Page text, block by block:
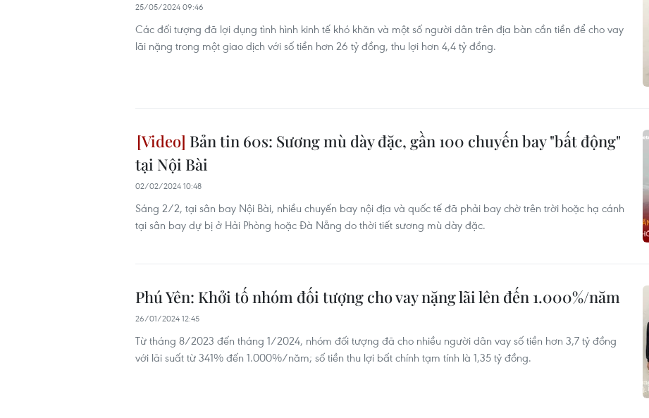
25/05/2024 09:46
Các đối tượng đã lợi dụng tình hình kinh tế khó khăn và một số người dân trên địa bàn cần tiền để cho vay
lãi nặng trong một giao dịch với số tiền hơn 26 tỷ đồng, thu lợi hơn 4,4 tỷ đồng.
Bản tin 60s: Sương mù dày đặc, gần 100 chuyến bay "bất động"
tại Nội Bài
02/02/2024 10:48
Sáng 2/2, tại sân bay Nội Bài, nhiều chuyến bay nội địa và quốc tế đã phải bay chờ trên trời hoặc hạ cánh
tại sân bay dự bị ở Hải Phòng hoặc Đà Nẵng do thời tiết sương mù dày đặc.
Phú Yên: Khởi tố nhóm đối tượng cho vay nặng lãi lên đến 1.000%/năm
26/01/2024 12:45
Từ tháng 8/2023 đến tháng 1/2024, nhóm đối tượng đã cho nhiều người dân vay số tiền hơn 3,7 tỷ đồng
với lãi suất từ 341% đến 1.000%/năm; số tiền thu lợi bất chính tạm tính là 1,35 tỷ đồng.